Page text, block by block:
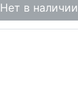
Нет в наличии